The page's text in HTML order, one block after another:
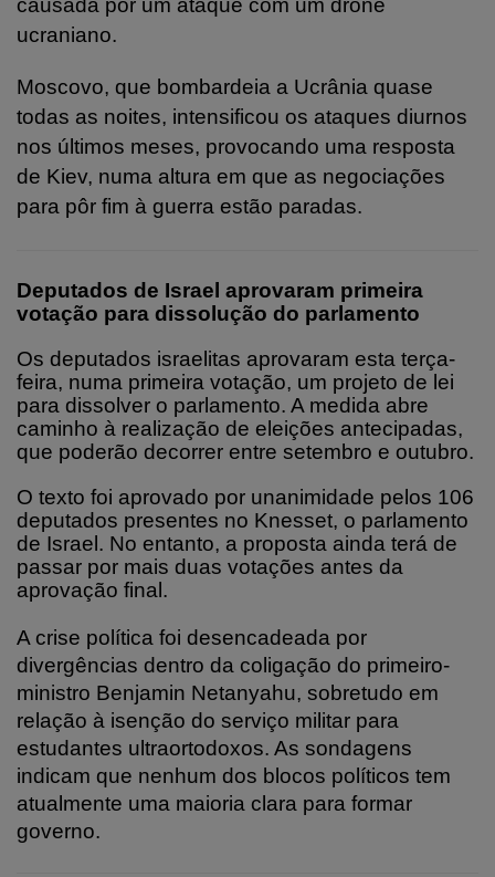
causada por um ataque com um drone
ucraniano.
Moscovo, que bombardeia a Ucrânia quase
todas as noites, intensificou os ataques diurnos
nos últimos meses, provocando uma resposta
de Kiev, numa altura em que as negociações
para pôr fim à guerra estão paradas.
Deputados de Israel aprovaram primeira
votação para dissolução do parlamento
Os deputados israelitas aprovaram esta terça-
feira, numa primeira votação, um projeto de lei
para dissolver o parlamento. A medida abre
caminho à realização de eleições antecipadas,
que poderão decorrer entre setembro e outubro.
O texto foi aprovado por unanimidade pelos 106
deputados presentes no Knesset, o parlamento
de Israel. No entanto, a proposta ainda terá de
passar por mais duas votações antes da
aprovação final.
A crise política foi desencadeada por
divergências dentro da coligação do primeiro-
ministro Benjamin Netanyahu, sobretudo em
relação à isenção do serviço militar para
estudantes ultraortodoxos. As sondagens
indicam que nenhum dos blocos políticos tem
atualmente uma maioria clara para formar
governo.